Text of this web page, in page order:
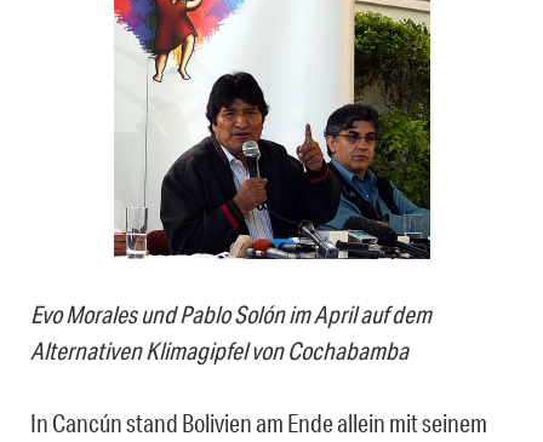
Evo Morales und Pablo Solón im April auf dem
Alternativen Klimagipfel von Cochabamba
In Cancún stand Bolivien am Ende allein mit seinem